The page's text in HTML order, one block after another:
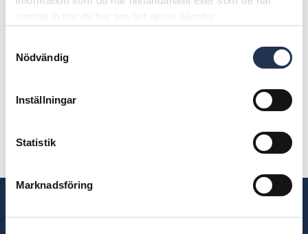
samlat in när du har använt deras tjänster.
Nödvändig
Inställningar
Statistik
Marknadsföring